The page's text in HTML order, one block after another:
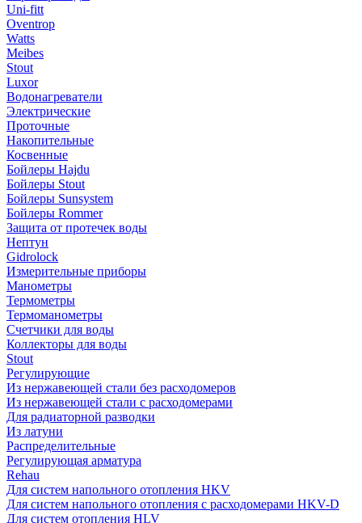
Uni-fitt
Oventrop
Watts
Meibes
Stout
Luxor
Водонагреватели
Электрические
Проточные
Накопительные
Косвенные
Бойлеры Hajdu
Бойлеры Stout
Бойлеры Sunsystem
Бойлеры Rommer
Защита от протечек воды
Нептун
Gidrolock
Измерительные приборы
Манометры
Термометры
Термоманометры
Счетчики для воды
Коллекторы для воды
Stout
Регулирующие
Из нержавеющей стали без расходомеров
Из нержавеющей стали с расходомерами
Для радиаторной разводки
Из латуни
Распределительные
Регулирующая арматура
Rehau
Для систем напольного отопления HKV
Для систем напольного отопления с расходомерами HKV-D
Для систем отопления HLV